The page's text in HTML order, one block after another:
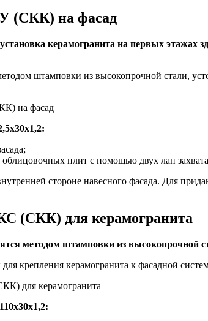
(СКК) на фасад
керамогранита на первых
штамповки из высокопрочной стали,
плит с помощью двух лап
стороне навесного фасада. Для
(СКК) для керамогранита
методом штамповки из высокопрочной
крепления керамогранита к фасадной